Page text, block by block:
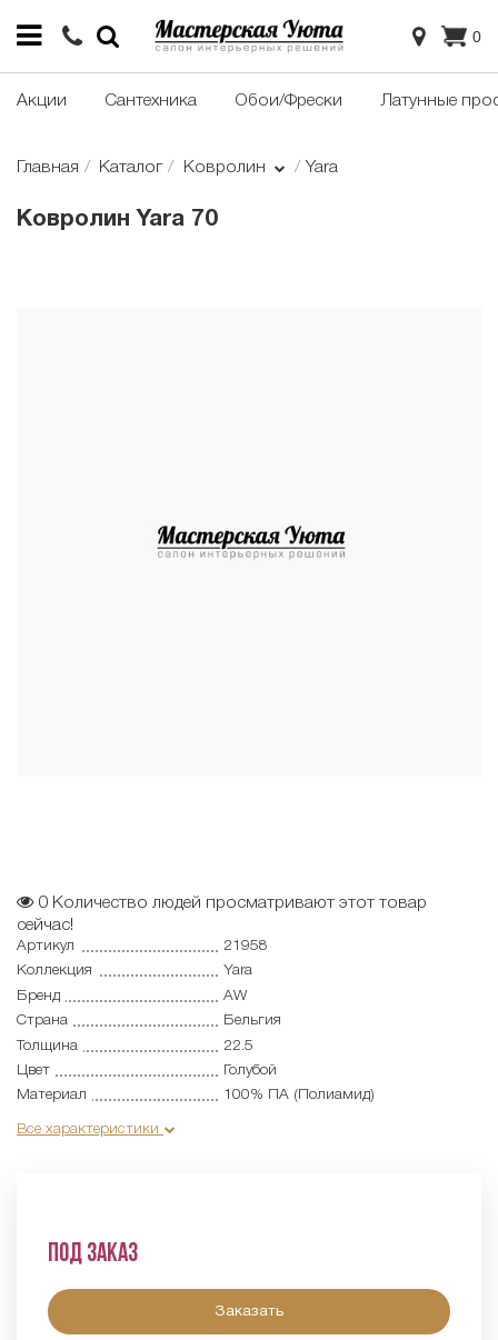
0
Акции Сантехника Обои/Фрески Латунные
Главная Каталог Ковролин Yara
Ковролин Yara 70
0 Количество людей просматривают этот товар
сейчас!
Артикул
21958
Коллекция
Yara
Бренд
AW
Страна
Бельгия
Толщина
22.5
Цвет
Голубой
Материал
100% ПА (Полиамид)
Все характеристики
Под заказ
Заказать